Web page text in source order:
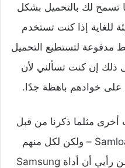
تسمح لك بالتحميل بشكل
للغاية إذا كنت تستخدم
مدفوعة لتستطيع التحميل
ذلك إن كنت تسألني لأن
خوادهم باهظة جدًا.
أخرى مثلما ذكرنا من قبل
مثل SamFirm أو Frija أو Samloader – ولكن لكل منهم
بعض النِقاط السلبية. وبالتالي، من رأيي أن أداة Samsung